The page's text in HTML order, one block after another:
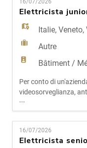
un Elettricista Capo
stabilmente nel
Pietro al Tanagr
16/07/2026
Elettricista
Italie,Veneto,
Autre
Bâtiment /
Per conto di
videosorveglianza,
sicurezza,
Junior da inserire nel
sarà affiancata da
percorso strutturato
formazione tecnica
...
16/07/2026
Elettricista